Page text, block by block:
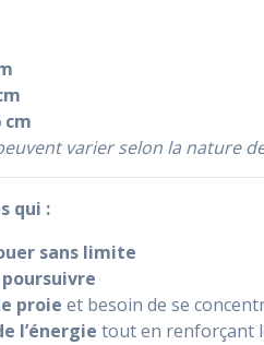
cm
varier selon la nature
qui :
sans limite
proie et besoin de se
l’énergie tout en renforçant